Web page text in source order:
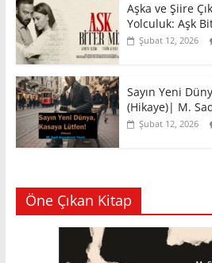
Aşka ve Şiire
Yolculuk: Aşk
Şubat 12, 2026
Sayın Yeni
(Hikaye)| M.
Şubat 12, 2026
Öne Çıkan Kitap